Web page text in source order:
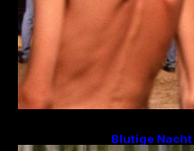
Blutige Nacht